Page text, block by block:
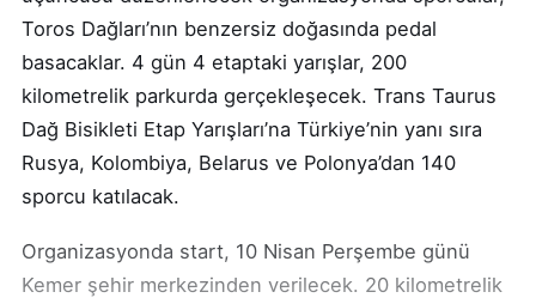
Toros Dağları’nın benzersiz doğasında pedal
basacaklar. 4 gün 4 etaptaki yarışlar, 200
kilometrelik parkurda gerçekleşecek. Trans Taurus
Dağ Bisikleti Etap Yarışları’na Türkiye’nin yanı sıra
Rusya, Kolombiya, Belarus ve Polonya’dan 140
sporcu katılacak.
Organizasyonda start, 10 Nisan Perşembe günü
Kemer şehir merkezinden verilecek. 20 kilometrelik